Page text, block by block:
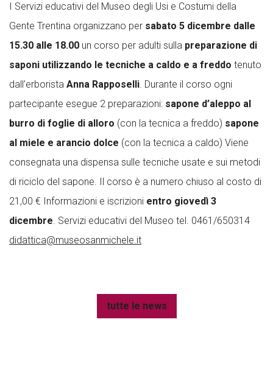
I Servizi educativi del Museo degli Usi e Costumi della
Gente Trentina organizzano per sabato 5 dicembre dalle
15.30 alle 18.00 un corso per adulti sulla preparazione di
saponi utilizzando le tecniche a caldo e a freddo tenuto
dall’erborista Anna Rapposelli. Durante il corso ogni
partecipante esegue 2 preparazioni: sapone d’aleppo al
burro di foglie di alloro (con la tecnica a freddo) sapone
al miele e arancio dolce (con la tecnica a caldo) Viene
consegnata una dispensa sulle tecniche usate e sui metodi
di riciclo del sapone. Il corso è a numero chiuso al costo di
21,00 € Informazioni e iscrizioni entro giovedì 3
dicembre. Servizi educativi del Museo tel. 0461/650314
didattica@museosanmichele.it
tutte le news